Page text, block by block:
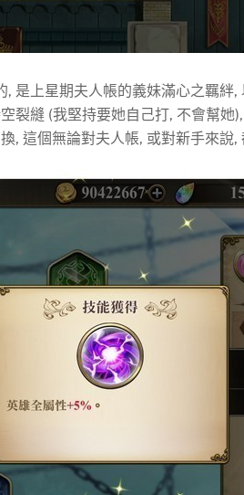
是上星期夫人帳的義妹滿心之羈絆
裂縫 (我堅持要她自己打, 不會幫她
, 這個無論對夫人帳, 或對新手來說,